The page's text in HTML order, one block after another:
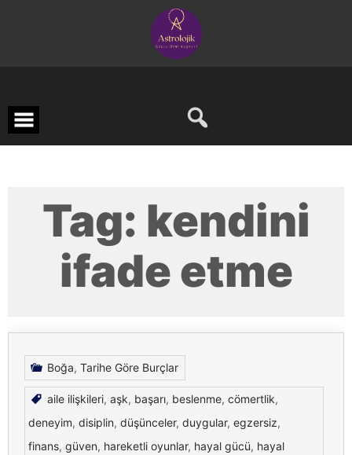
Tag: kendini
ifade etme
Boğa, Tarihe Göre Burçlar
aile ilişkileri, aşk, başarı, beslenme, cömertlik,
deneyim, disiplin, düşünceler, duygular, egzersiz,
finans, güven, hareketli oyunlar, hayal gücü, hayal